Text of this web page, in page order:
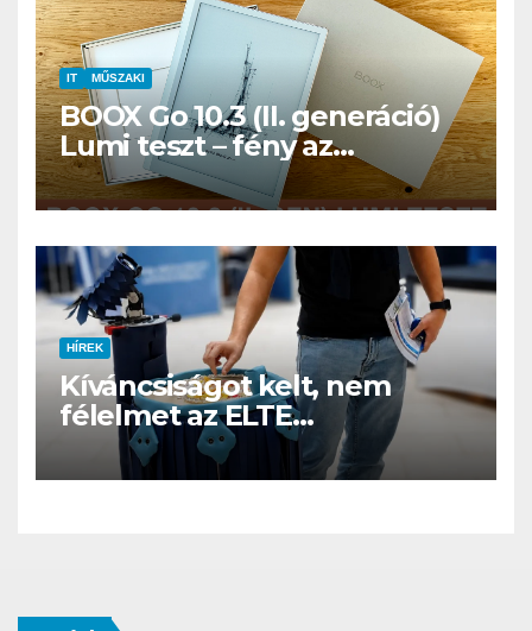
IT MŰSZAKI
BOOX Go 10.3 (II. generáció)
Lumi teszt – fény az
éjszakában, fél könyvtár a
családi csomagban
HÍREK
Kíváncsiságot kelt, nem
félelmet az ELTE
etológusainak felszolgáló
robotja